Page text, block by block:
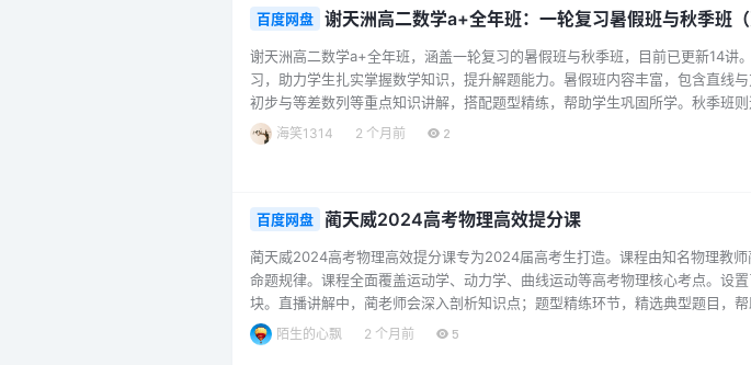
百度网盘 谢天洲高二数学a+全年班：一轮复习暑假班与秋季班（
谢天洲高二数学a+全年班，涵盖一轮复习的暑假班与秋季班，目前已更新14讲
习，助力学生扎实掌握数学知识，提升解题能力。暑假班内容丰富，包含直线
初步与等差数列等重点知识讲解，搭配题型精练，帮助学生巩固所学。秋季班
及其性质、定点与定值、弦长与面积等内容进行直播授课与题型训练，还有开
造，其教学风格独特，讲解深入浅出，善于将复杂的数学知识简单化，便于学
海笑1314 2 个月前 2
百度网盘 蔺天威2024高考物理高效提分课
蔺天威2024高考物理高效提分课专为2024届高考生打造。课程由知名物理教
命题规律。课程全面覆盖运动学、动力学、曲线运动等高考物理核心考点。设
块。直播讲解中，蔺老师会深入剖析知识点；题型精练环节，精选典型题目，
点。无论是基础薄弱，渴望夯实基础的学生，还是想要冲刺高分的尖子生，都
划，学生能够高效掌握高考物理的重点与难点，提升解题技巧，从容应对高考
陌生的心飘 2 个月前 5